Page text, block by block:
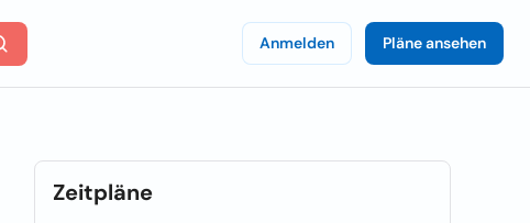
Anmelden Pläne ansehen
Zeitpläne